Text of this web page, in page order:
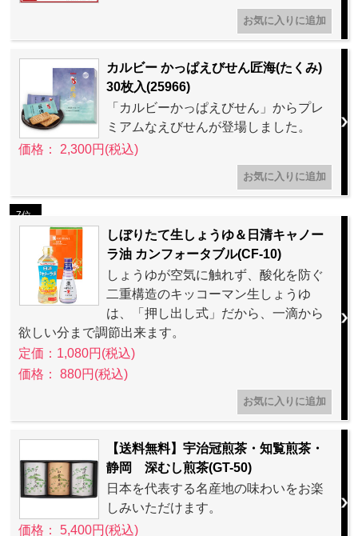
カルビー かっぱえびせん匠海(たくみ)
30枚入(25966)
「カルビーかっぱえびせん」からプレ
ミアムなえびせんが登場しました。
価格： 2,300円(税込)
7位
しぼりたて生しょうゆ＆日清キャノー
ラ油 カンフォータブル(CF-10)
しょうゆが空気に触れず、酸化を防ぐ
二重構造のキッコーマン生しょうゆ
は、「押し出し式」だから、一滴から
欲しい分まで調節出来ます。
定価：1,080円(税込)
価格： 880円(税込)
【送料無料】宇治冠煎茶・知覧煎茶・
静岡 深むし煎茶(GT-50)
日本を代表する名産地の味わいをお楽
しみいただけます。
価格： 5,400円(税込)